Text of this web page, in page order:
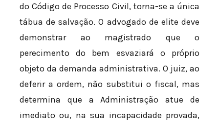
do Código de Processo Civil, torna-se a única
tábua de salvação. O advogado de elite deve
demonstrar ao magistrado que o
perecimento do bem esvaziará o próprio
objeto da demanda administrativa. O juiz, ao
deferir a ordem, não substitui o fiscal, mas
determina que a Administração atue de
imediato ou, na sua incapacidade provada,